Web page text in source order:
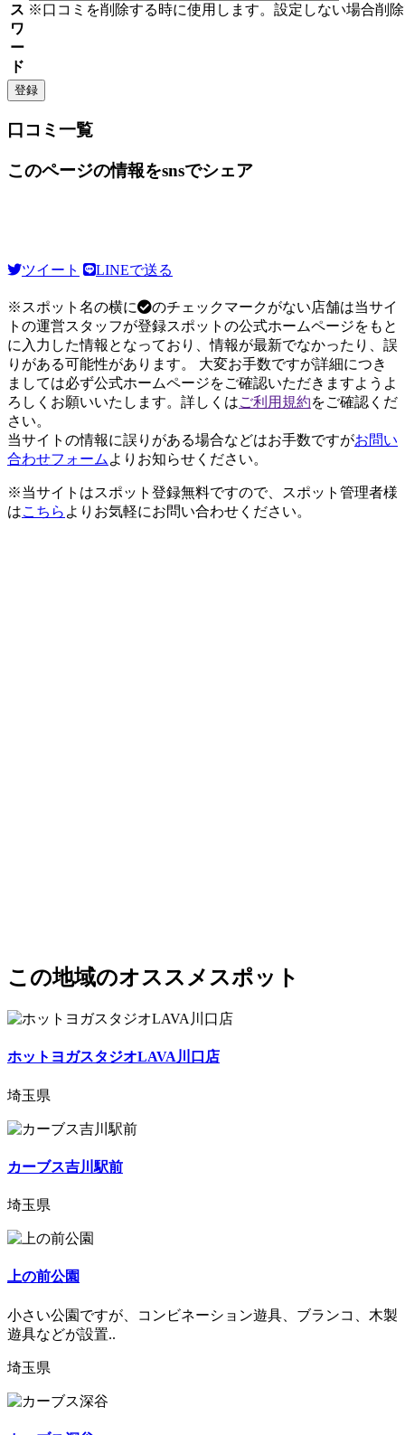
ス
ワ
ー
ド
※口コミを削除する時に使用します。設定しない場合削
口コミ一覧
このページの情報をsnsでシェア
ツイート LINEで送る
※スポット名の横に
のチェックマークがない店舗は当サイ
トの運営スタッフが登録スポットの公式ホームページをもと
に入力した情報となっており、情報が最新でなかったり、誤
りがある可能性があります。 大変お手数ですが詳細につき
ましては必ず公式ホームページをご確認いただきますようよ
ろしくお願いいたします。詳しくはご利用規約をご確認くだ
さい。
当サイトの情報に誤りがある場合などはお手数ですがお問い
合わせフォーム よりお知らせください。
※当サイトはスポット登録無料ですので、スポット管理者様
はこちら よりお気軽にお問い合わせください。
この地域のオススメスポット
ホットヨガスタジオLAVA川口店
埼玉県
カーブス吉川駅前
埼玉県
上の前公園
小さい公園ですが、コンビネーション遊具、ブランコ、木製
遊具などが設置..
埼玉県